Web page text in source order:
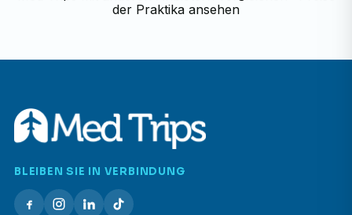
der Praktika ansehen
BLEIBEN SIE IN VERBINDUNG